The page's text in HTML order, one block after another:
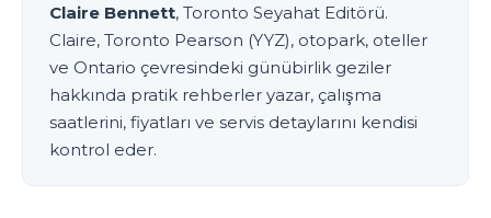
Claire Bennett, Toronto Seyahat Editörü.
Claire, Toronto Pearson (YYZ), otopark, oteller
ve Ontario çevresindeki günübirlik geziler
hakkında pratik rehberler yazar, çalışma
saatlerini, fiyatları ve servis detaylarını kendisi
kontrol eder.